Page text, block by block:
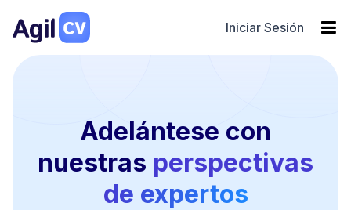
Iniciar Sesión
Adelántese con
nuestras perspectivas
de expertos